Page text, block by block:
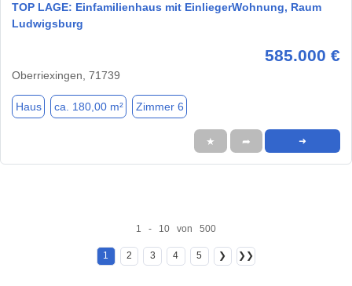
TOP LAGE: Einfamilienhaus mit EinliegerWohnung, Raum
Ludwigsburg
585.000 €
Oberriexingen, 71739
Haus ca. 180,00 m² Zimmer 6
★ ➦ ➜
1 - 10 von 500
1 2 3 4 5 ❯ ❯❯